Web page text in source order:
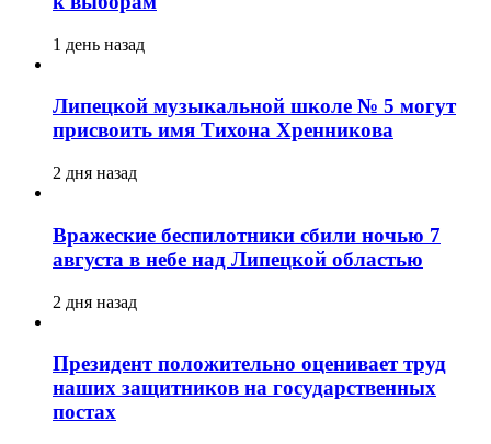
1 день назад
Липецкой музыкальной школе № 5 могут
присвоить имя Тихона Хренникова
2 дня назад
Вражеские беспилотники сбили ночью 7
августа в небе над Липецкой областью
2 дня назад
Президент положительно оценивает труд
наших защитников на государственных
постах